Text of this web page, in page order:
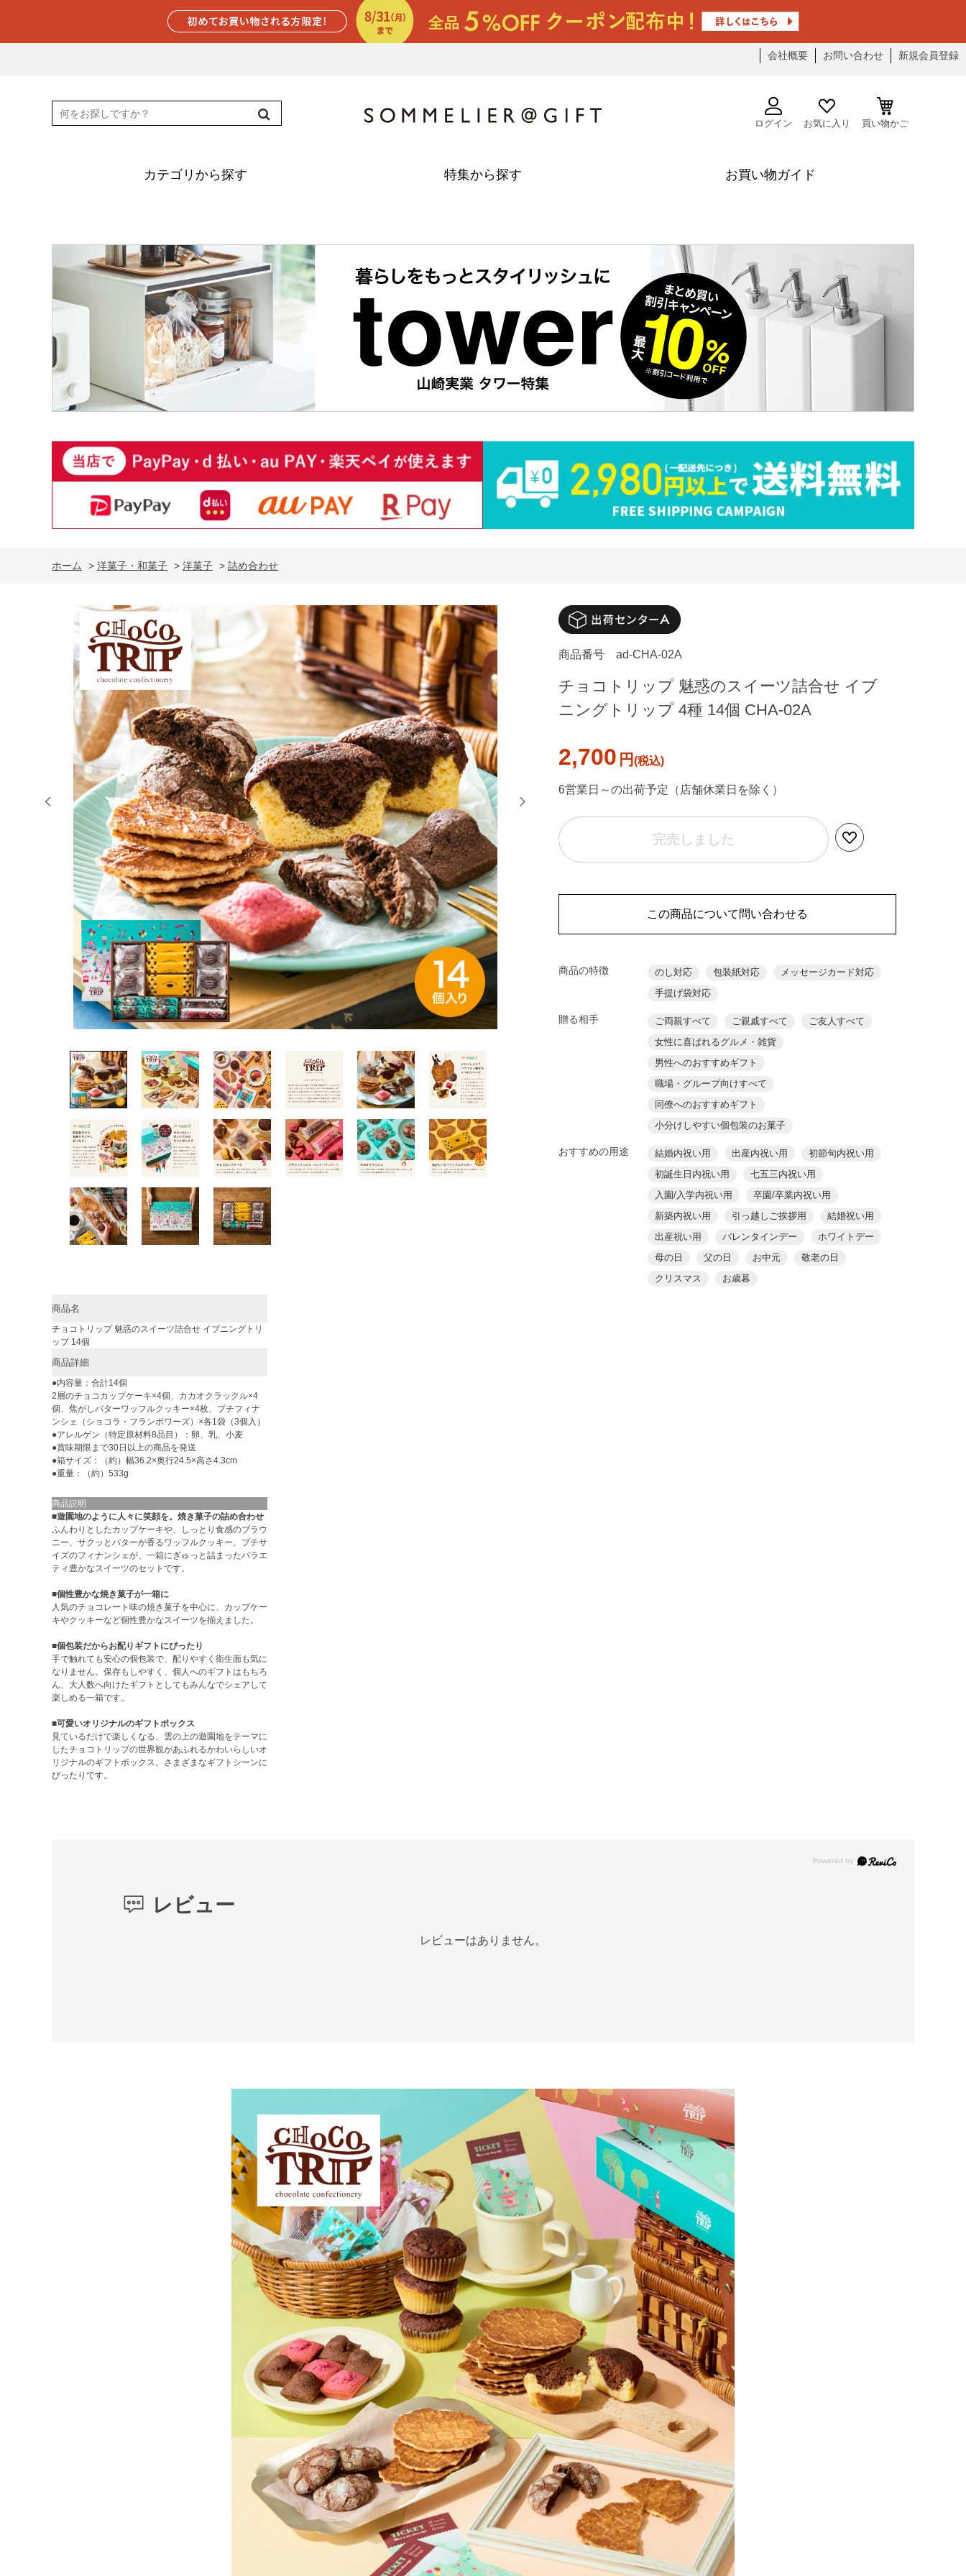
会社概要 お問い合わせ 新規会員登録
ログイン お気に入り 買い物かご
カテゴリから探す 特集から探す お買い物ガイド
ホーム > 洋菓子・和菓子 > 洋菓子 > 詰め合わせ
商品名
チョコトリップ 魅惑のスイーツ詰合せ イブニングトリ
ップ 14個
商品詳細
●内容量：合計14個
2層のチョコカップケーキ×4個、カカオクラックル×4
個、焦がしバターワッフルクッキー×4枚、プチフィナ
ンシェ（ショコラ・フランボワーズ）×各1袋（3個入）
●アレルゲン（特定原材料8品目）：卵、乳、小麦
●賞味期限まで30日以上の商品を発送
●箱サイズ：（約）幅36.2×奥行24.5×高さ4.3cm
●重量：（約）533g
商品説明
■遊園地のように人々に笑顔を。焼き菓子の詰め合わせ
ふんわりとしたカップケーキや、しっとり食感のブラウ
ニー、サクッとバターが香るワッフルクッキー、プチサ
イズのフィナンシェが、一箱にぎゅっと詰まったバラエ
ティ豊かなスイーツのセットです。
■個性豊かな焼き菓子が一箱に
人気のチョコレート味の焼き菓子を中心に、カップケー
キやクッキーなど個性豊かなスイーツを揃えました。
■個包装だからお配りギフトにぴったり
手で触れても安心の個包装で、配りやすく衛生面も気に
なりません。保存もしやすく、個人へのギフトはもちろ
ん、大人数へ向けたギフトとしてもみんなでシェアして
楽しめる一箱です。
■可愛いオリジナルのギフトボックス
見ているだけで楽しくなる、雲の上の遊園地をテーマに
したチョコトリップの世界観があふれるかわいらしいオ
リジナルのギフトボックス。さまざまなギフトシーンに
ぴったりです。
商品番号 ad-CHA-02A
チョコトリップ 魅惑のスイーツ詰合せ イブ
ニングトリップ 4種 14個 CHA-02A
2,700 円
6営業日～の出荷予定（店舗休業日を除く）
完売しました
この商品について問い合わせる
商品の特徴 のし対応 包装紙対応
メッセージカード対応
手提げ袋対応
贈る相手 ご両親すべて ご親戚すべて
ご友人すべて
女性に喜ばれるグルメ・雑貨
男性へのおすすめギフト
職場・グループ向けすべて
同僚へのおすすめギフト
小分けしやすい個包装のお菓子
おすすめの用途 結婚内祝い用 出産内祝い用
初節句内祝い用
初誕生日内祝い用
七五三内祝い用
入園/入学内祝い用
卒園/卒業内祝い用
新築内祝い用
引っ越しご挨拶用
結婚祝い用
出産祝い用
バレンタインデー
ホワイトデー
母の日
父の日 お中元
敬老の日
クリスマス
お歳暮
レビュー
レビューはありません。